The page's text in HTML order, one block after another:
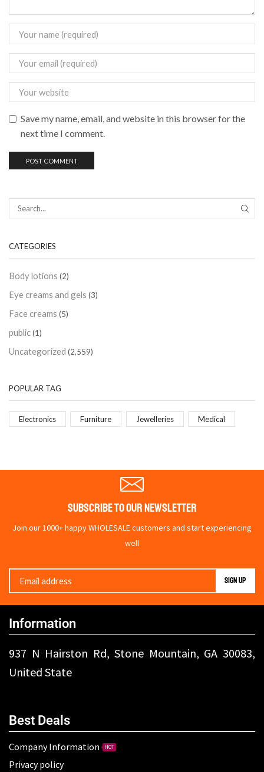
Save my name, email, and website in this browser for the
next time I comment.
CATEGORIES
Body lotions (2)
Eye creams and gels (3)
Face creams (5)
public(1)
Uncategorized (2,559)
POPULAR TAG
Electronics Furniture Jewelleries Medical
Subscribe To Our Newsletter
Join our 1000+ happy WHOLESALE customers and start experiencing
well
Information
937 N Hairston Rd, Stone Mountain, GA 30083,
United State
Best Deals
Company Information HOT
Privacy policy